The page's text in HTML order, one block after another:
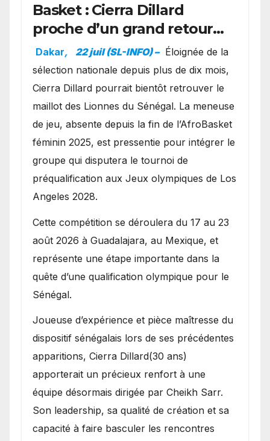
Basket : Cierra Dillard
proche d’un grand retour
avec les Lionnes ?
Dakar, 22 juil (SL-INFO) – Éloignée de la
sélection nationale depuis plus de dix mois,
Cierra Dillard pourrait bientôt retrouver le
maillot des Lionnes du Sénégal. La meneuse
de jeu, absente depuis la fin de l’AfroBasket
féminin 2025, est pressentie pour intégrer le
groupe qui disputera le tournoi de
préqualification aux Jeux olympiques de Los
Angeles 2028.
Cette compétition se déroulera du 17 au 23
août 2026 à Guadalajara, au Mexique, et
représente une étape importante dans la
quête d’une qualification olympique pour le
Sénégal.
Joueuse d’expérience et pièce maîtresse du
dispositif sénégalais lors de ses précédentes
apparitions, Cierra Dillard(30 ans)
apporterait un précieux renfort à une
équipe désormais dirigée par Cheikh Sarr.
Son leadership, sa qualité de création et sa
capacité à faire basculer les rencontres